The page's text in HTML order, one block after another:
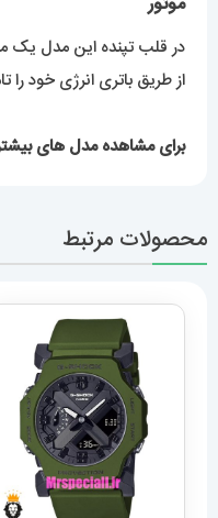
در قلب تپنده این مدل یک
از طریق باتری انرژی خود را
برای مشاهده مدل های
محصولات مرتبط